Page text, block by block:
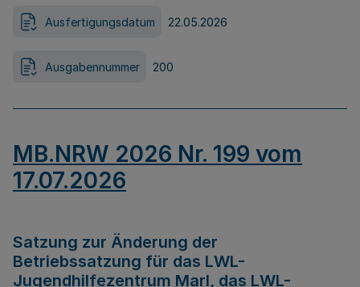
Ausfertigungsdatum 22.05.2026
Ausgabennummer 200
MB.NRW 2026 Nr. 199 vom
17.07.2026
Satzung zur Änderung der
Betriebssatzung für das LWL-
Jugendhilfezentrum Marl, das LWL-